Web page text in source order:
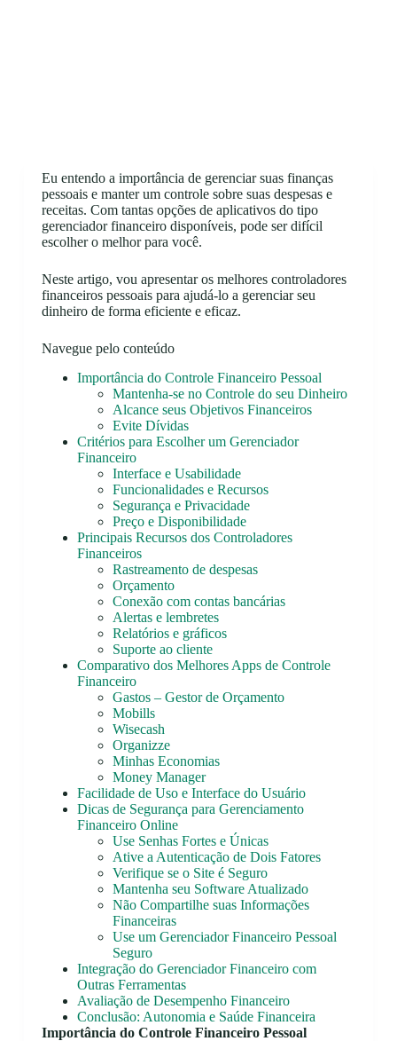
Eu entendo a importância de gerenciar suas finanças
pessoais e manter um controle sobre suas despesas e
receitas. Com tantas opções de aplicativos do tipo
gerenciador financeiro disponíveis, pode ser difícil
escolher o melhor para você.
Neste artigo, vou apresentar os melhores controladores
financeiros pessoais para ajudá-lo a gerenciar seu
dinheiro de forma eficiente e eficaz.
Navegue pelo conteúdo
Importância do Controle Financeiro Pessoal
Mantenha-se no Controle do seu Dinheiro
Alcance seus Objetivos Financeiros
Evite Dívidas
Critérios para Escolher um Gerenciador
Financeiro
Interface e Usabilidade
Funcionalidades e Recursos
Segurança e Privacidade
Preço e Disponibilidade
Principais Recursos dos Controladores
Financeiros
Rastreamento de despesas
Orçamento
Conexão com contas bancárias
Alertas e lembretes
Relatórios e gráficos
Suporte ao cliente
Comparativo dos Melhores Apps de Controle
Financeiro
Gastos – Gestor de Orçamento
Mobills
Wisecash
Organizze
Minhas Economias
Money Manager
Facilidade de Uso e Interface do Usuário
Dicas de Segurança para Gerenciamento
Financeiro Online
Use Senhas Fortes e Únicas
Ative a Autenticação de Dois Fatores
Verifique se o Site é Seguro
Mantenha seu Software Atualizado
Não Compartilhe suas Informações
Financeiras
Use um Gerenciador Financeiro Pessoal
Seguro
Integração do Gerenciador Financeiro com
Outras Ferramentas
Avaliação de Desempenho Financeiro
Conclusão: Autonomia e Saúde Financeira
Importância do Controle Financeiro Pessoal